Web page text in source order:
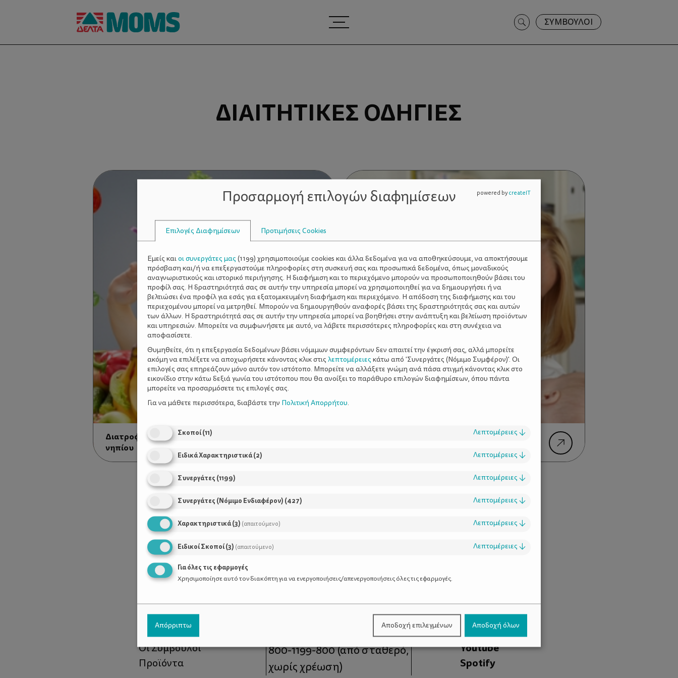
Search
for:
ΣΥΜΒΟΥΛΟΙ
ΔΙΑΙΤΗΤΙΚΈΣ ΟΔΗΓΊΕΣ
Διατροφή μετά τον πρώτο χρόνο ζωής του
νηπίου
Η γαστροοισοφαγική παλινδρόμηση στα
Χρήσιμοι Σύνδεσμοι
Τι είναι το ΔΕΛΤΑ moms
Οι Σύμβουλοι
Προϊόντα
Τηλέφωνο Επικοινωνίας:
800-1199-800(από σταθερό,
χωρίς χρέωση)
Facebook
Instagram
Youtube
Spotify
Προσαρμογή επιλογών διαφημίσεων
Επιλογές Διαφημίσεων Προτιμήσεις Cookies
Εμείς καιοι συνεργάτες μας (1199) χρησιμοποιούμε cookies και άλλα δεδομένα για να αποθηκεύσουμε, να αποκτήσουμε
πρόσβαση και/ή να επεξεργαστούμε πληροφορίες στη συσκευή σας και προσωπικά δεδομένα, όπως μοναδικούς
αναγνωριστικούς και ιστορικό περιήγησης. Η διαφήμιση και το περιεχόμενο μπορούν να προσωποποιηθούν βάσει του
προφίλ σας. Η δραστηριότητά σας σε αυτήν την υπηρεσία μπορεί να χρησιμοποιηθεί για να δημιουργήσει ή να
βελτιώσει ένα προφίλ για εσάς για εξατομικευμένη διαφήμιση και περιεχόμενο. Η απόδοση της διαφήμισης και του
περιεχομένου μπορεί να μετρηθεί. Μπορούν να δημιουργηθούν αναφορές βάσει της δραστηριότητάς σας και αυτών
των άλλων. Η δραστηριότητά σας σε αυτήν την υπηρεσία μπορεί να βοηθήσει στην ανάπτυξη και βελτίωση προϊόντων
και υπηρεσιών. Μπορείτε να συμφωνήσετε με αυτό, να λάβετε περισσότερες πληροφορίες και στη συνέχεια να
αποφασίσετε.
Θυμηθείτε, ότι η επεξεργασία δεδομένων βάσει νόμιμων συμφερόντων δεν απαιτεί την έγκρισή σας, αλλά μπορείτε
ακόμη να επιλέξετε να αποχωρήσετε κάνοντας κλικ στις λεπτομέρειες κάτω από 'Συνεργάτες (Νόμιμο Συμφέρον)'. Οι
επιλογές σας επηρεάζουν μόνο αυτόν τον ιστότοπο. Μπορείτε να αλλάξετε γνώμη ανά πάσα στιγμή κάνοντας κλικ στο
εικονίδιο στην κάτω δεξιά γωνία του ιστότοπου που θα ανοίξει το παράθυρο επιλογών διαφημίσεων, όπου πάντα
μπορείτε να προσαρμόσετε τις επιλογές σας.
Για να μάθετε περισσότερα, διαβάστε την Πολιτική Απορρήτου.
Σκοποί(11) Λεπτομέρειες ↓
Ειδικά Χαρακτηριστικά(2) Λεπτομέρειες ↓
Συνεργάτες (1199) Λεπτομέρειες ↓
Συνεργάτες (Νόμιμο Ενδιαφέρον) (427) Λεπτομέρειες ↓
Χαρακτηριστικά(3) (απαιτούμενο) Λεπτομέρειες ↓
Ειδικοί Σκοποί(3) (απαιτούμενο) Λεπτομέρειες ↓
Για όλες τις εφαρμογές
Χρησιμοποίησε αυτό τον διακόπτη για να ενεργοποιήσεις/απενεργοποιήσεις όλες τις εφαρμογές.
Απόρριπτω Αποδοχή επιλεγμένων Αποδοχή όλων
powered bycreateIT